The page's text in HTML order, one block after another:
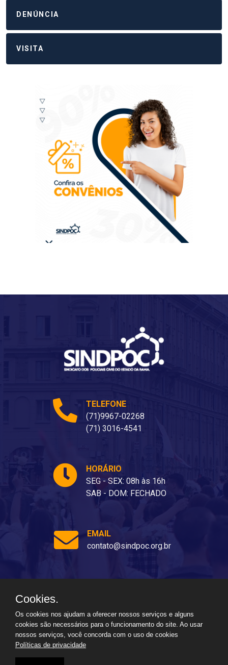
DENÚNCIA
VISITA
TELEFONE
(71)9967-02268
(71) 3016-4541
HORÁRIO
SEG - SEX: 08h às 16h
SAB - DOM: FECHADO
EMAIL
contato@sindpoc.org.br
Ladeira dos Barris, 80 - Barris, Salvador - BA, 40070-310
Cookies.
Os cookies nos ajudam a oferecer nossos serviços e alguns
cookies são necessários para o funcionamento do site. Ao usar
nossos serviços, você concorda com o uso de cookies
Políticas de privacidade